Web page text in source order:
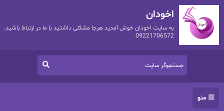
اخودان
به سایت اخودان خوش آمدید هرجا مشکلی داشتید با ما در ارتباط باشید.
09221706572
منو